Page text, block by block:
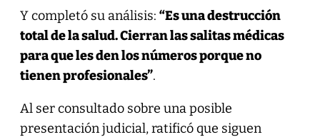
Y completó su análisis: “Es una destrucción
total de la salud. Cierran las salitas médicas
para que les den los números porque no
tienen profesionales”.
Al ser consultado sobre una posible
presentación judicial, ratificó que siguen